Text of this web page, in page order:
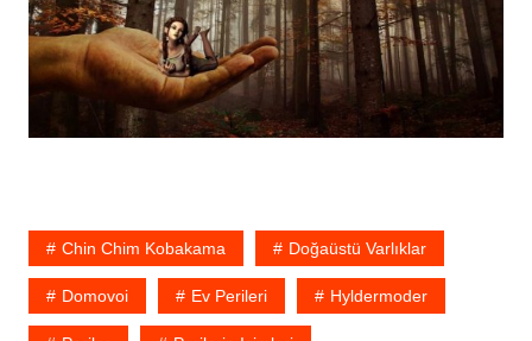
Chin Chim Kobakama Doğaüstü Varlıklar
Domovoi Ev Perileri Hyldermoder